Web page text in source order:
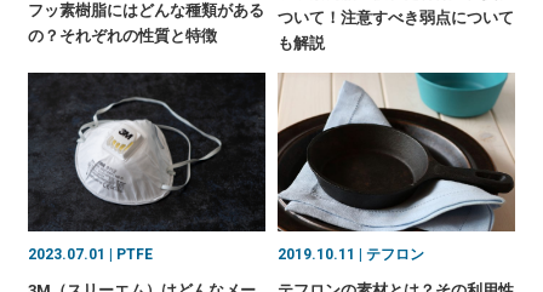
フッ素樹脂にはどんな種類がある
の？それぞれの性質と特徴
ついて！注意すべき弱点について
も解説
2023.07.01 | PTFE 2019.10.11 | テフロン